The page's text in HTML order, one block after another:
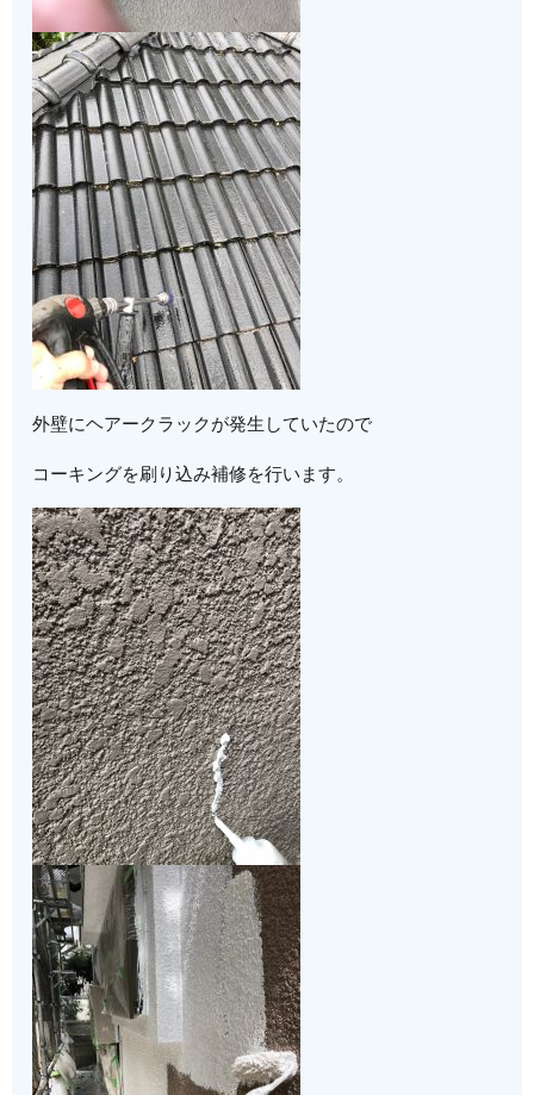
外壁にヘアークラックが発生していたので
コーキングを刷り込み補修を行います。